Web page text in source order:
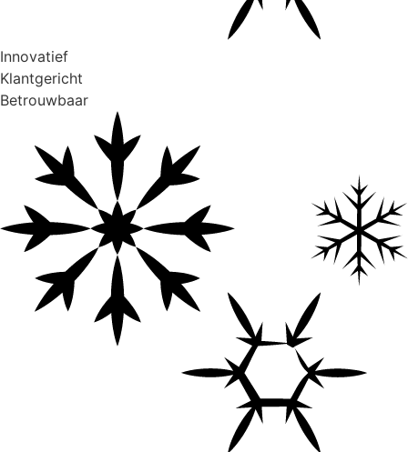
Innovatief
Klantgericht
Betrouwbaar